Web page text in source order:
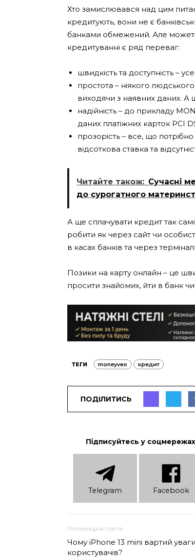
Хто замислювався над цим
кредитують, вони не є
банками обмежений. Але можете
кредитуванні є ряд переваг:
швидкість та доступність –
простота – ніякого
виходячи з наявних даних. А
надійність – до прикладу
даних платіжних карток PCI
прозорість – все, що
відсоткова ставка та
Читайте також: Сучасні
до сурогатного
А ще сплачувати кредит так
робити як через сайт чи
в касах банків та через
Позики на карту онлайн – це
просити знайомих, йти в банк
ТЕГИ moneyveo кредит
ПОДІЛИТИСЬ
Підписуйтесь у
Telеgram Facebook
Попередня стаття
Чому iPhone 13 mini вартий уваги
користувачів?